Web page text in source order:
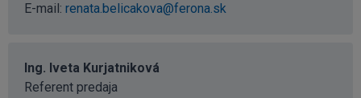
E-mail: renata.belicakova@ferona.sk
Ing. Iveta Kurjatniková
Referent predaja